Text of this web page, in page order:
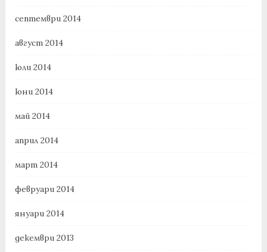
септември 2014
август 2014
юли 2014
юни 2014
май 2014
април 2014
март 2014
февруари 2014
януари 2014
декември 2013